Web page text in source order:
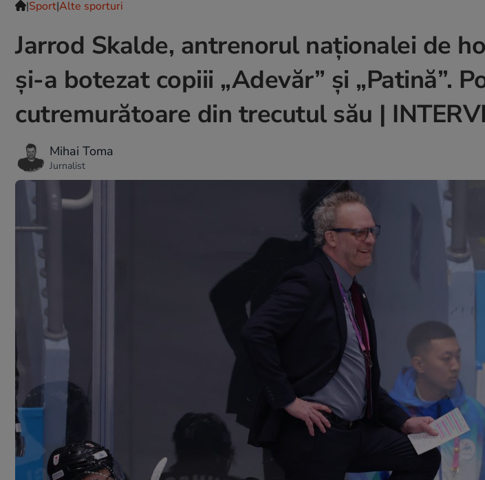
|Sport|Alte sporturi
Jarrod Skalde, antrenorul naționalei de
și-a botezat copiii „Adevăr” și „Patină”.
cutremurătoare din trecutul său |
Mihai Toma
Jurnalist